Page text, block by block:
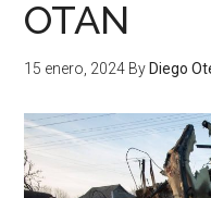
OTAN
15 enero, 2024 By Diego